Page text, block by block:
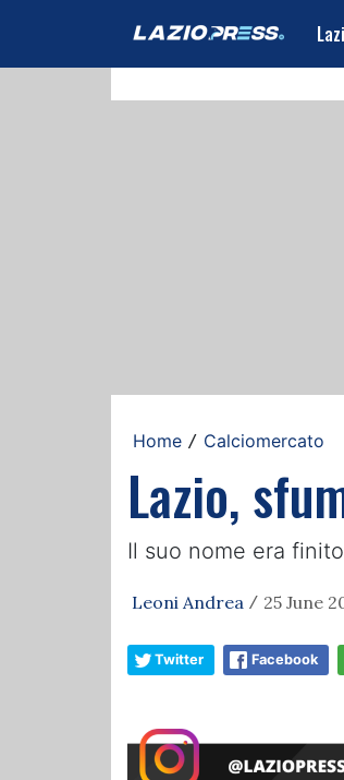
Home / Calciomercato
Lazio,
Il suo nome era
Leoni Andrea / 25 June
Twitter Facebook